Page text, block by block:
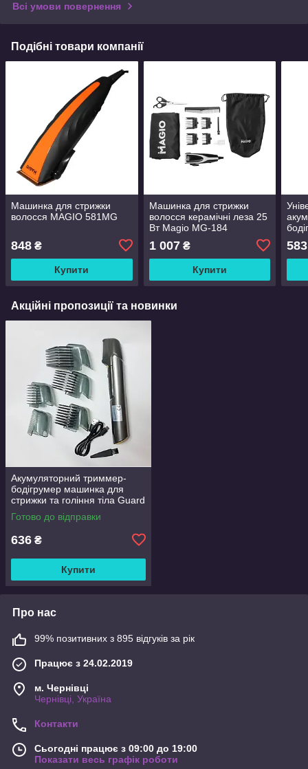
Всі умови повернення
Подібні товари компанії
Машинка для стрижки
волосся MAGIO 581MG
848 ₴
Купити
Машинка для стрижки
волосся керамічні леза 25
Вт Magio МG-184
1 007₴
Купити
583
Акційні пропозиції та новинки
Акумуляторний триммер-
бодігрумер машинка для
стрижки та гоління тіла Guard
Wing
Готово до відправки
636 ₴
Купити
Про нас
99% позитивних з 895 відгуків за рік
Працює з 24.02.2019
м. Чернівці
Чернівці, Україна
Контакти
Сьогодні працює з 09:00 до 19:00
Показати весь графік роботи